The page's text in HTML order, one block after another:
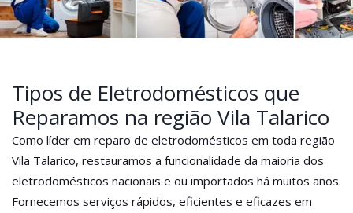
Tipos de Eletrodomésticos que
Reparamos na região Vila Talarico
Como líder em reparo de eletrodomésticos em toda região
Vila Talarico, restauramos a funcionalidade da maioria dos
eletrodomésticos nacionais e ou importados há muitos anos.
Fornecemos serviços rápidos, eficientes e eficazes em